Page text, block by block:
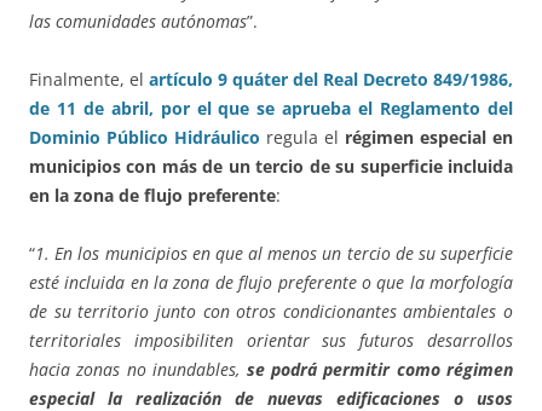
las comunidades autónomas”.
Finalmente, el artículo 9 quáter del Real Decreto 849/1986,
de 11 de abril, por el que se aprueba el Reglamento del
Dominio Público Hidráulico regula el régimen especial en
municipios con más de un tercio de su superficie incluida
en la zona de flujo preferente:
“1. En los municipios en que al menos un tercio de su superficie
esté incluida en la zona de flujo preferente o que la morfología
de su territorio junto con otros condicionantes ambientales o
territoriales imposibiliten orientar sus futuros desarrollos
hacia zonas no inundables, se podrá permitir como régimen
especial la realización de nuevas edificaciones o usos